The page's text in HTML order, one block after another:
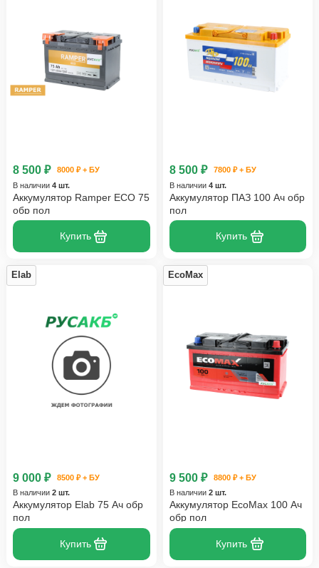
8 500 ₽
8000 ₽ + БУ
В наличии 4 шт.
Аккумулятор Ramper ECO 75
обр пол
Купить
8 500 ₽
7800 ₽ + БУ
В наличии 4 шт.
Аккумулятор ПАЗ 100 Ач обр
пол
Купить
Elab
9 000 ₽
8500 ₽ + БУ
В наличии 2 шт.
Аккумулятор Elab 75 Ач обр
пол
Купить
EcoMax
9 500 ₽
8800 ₽ + БУ
В наличии 2 шт.
Аккумулятор EcoMax 100 Ач
обр пол
Купить